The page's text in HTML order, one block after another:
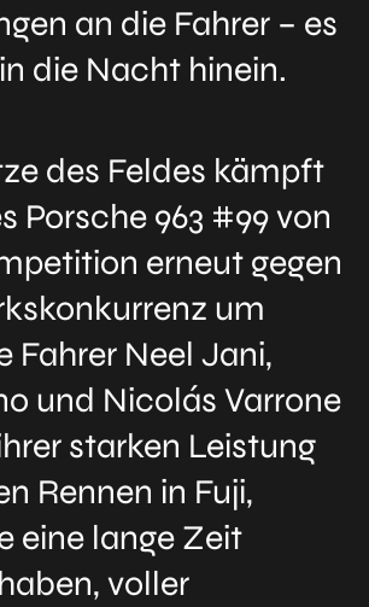
an die Fahrer – es
die Nacht hinein.
des Feldes kämpft
Porsche 963 #99 von
erneut gegen
um
Fahrer Neel Jani,
und Nicolás Varrone
starken Leistung
Rennen in Fuji,
eine lange Zeit
voller